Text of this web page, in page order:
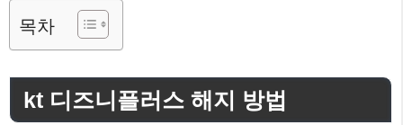
목차
kt 디즈니플러스 해지 방법